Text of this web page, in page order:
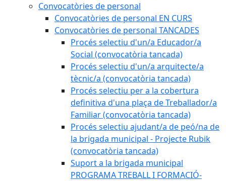
Convocatòries de personal
Convocatòries de personal EN CURS
Convocatòries de personal TANCADES
Procés selectiu d'un/a Educador/a
Social (convocatòria tancada)
Procés selectiu d'un/a arquitecte/a
tècnic/a (convocatòria tancada)
Procés selectiu per a la cobertura
definitiva d'una plaça de Treballador/a
Familiar (convocatòria tancada)
Procés selectiu ajudant/a de peó/na de
la brigada municipal - Projecte Rubik
(convocatòria tancada)
Suport a la brigada municipal
PROGRAMA TREBALL I FORMACIÓ-